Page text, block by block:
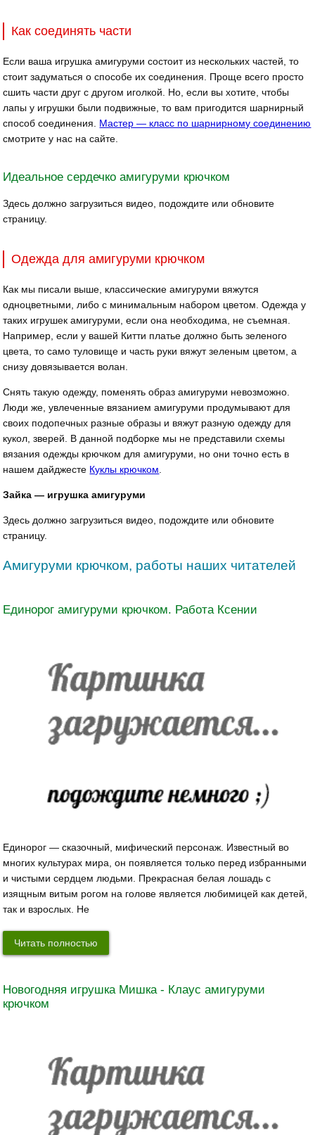
Как соединять части
Если ваша игрушка амигуруми состоит из нескольких частей, то
стоит задуматься о способе их соединения. Проще всего просто
сшить части друг с другом иголкой. Но, если вы хотите, чтобы
лапы у игрушки были подвижные, то вам пригодится шарнирный
способ соединения. Мастер — класс по шарнирному соединению
смотрите у нас на сайте.
Идеальное сердечко амигуруми крючком
Здесь должно загрузиться видео, подождите или обновите
страницу.
Одежда для амигуруми крючком
Как мы писали выше, классические амигуруми вяжутся
одноцветными, либо с минимальным набором цветом. Одежда у
таких игрушек амигуруми, если она необходима, не съемная.
Например, если у вашей Китти платье должно быть зеленого
цвета, то само туловище и часть руки вяжут зеленым цветом, а
снизу довязывается волан.
Снять такую одежду, поменять образ амигуруми невозможно.
Люди же, увлеченные вязанием амигуруми продумывают для
своих подопечных разные образы и вяжут разную одежду для
кукол, зверей. В данной подборке мы не представили схемы
вязания одежды крючком для амигуруми, но они точно есть в
нашем дайджесте Куклы крючком
Зайка — игрушка амигуруми
Здесь должно загрузиться видео, подождите или обновите
страницу.
Амигуруми крючком, работы наших читателей
Единорог амигуруми крючком. Работа Ксении
Единорог — сказочный, мифический персонаж. Известный во
многих культурах мира, он появляется только перед избранными
и чистыми сердцем людьми. Прекрасная белая лошадь с
изящным витым рогом на голове является любимицей как детей,
так и взрослых. Не
Читать полностью
Новогодняя игрушка Мишка - Клаус амигуруми
крючком